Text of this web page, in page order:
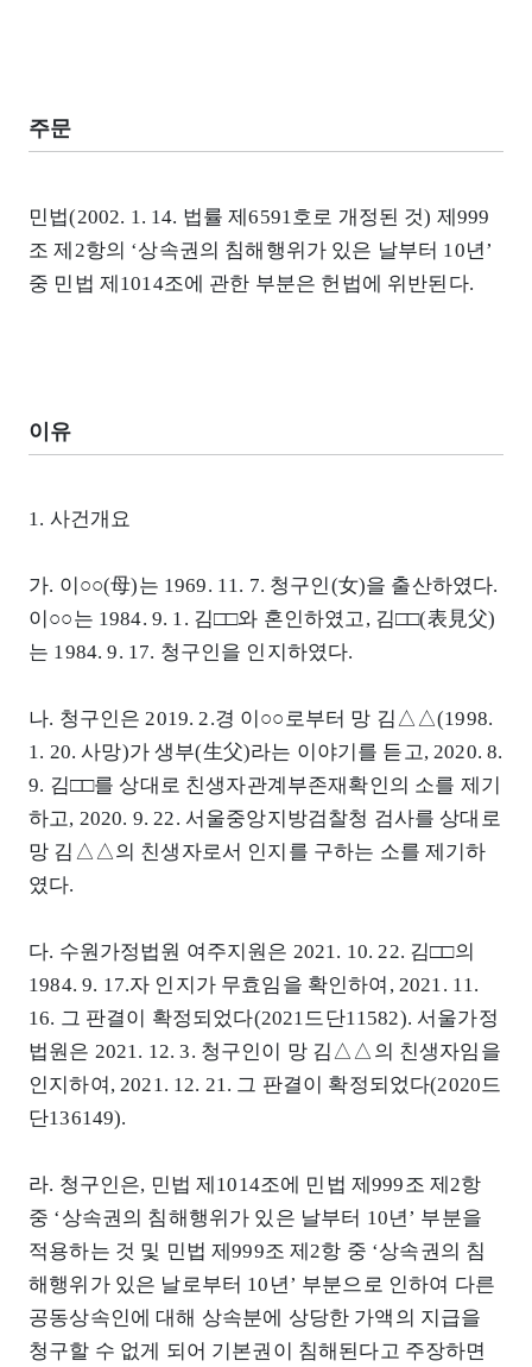
주문
민법(2002. 1. 14. 법률 제6591호로 개정된 것) 제999
조 제2항의 ‘상속권의 침해행위가 있은 날부터 10년’
중 민법 제1014조에 관한 부분은 헌법에 위반된다.
이유
1. 사건개요
가. 이○○(母)는 1969. 11. 7. 청구인(女)을 출산하였다.
이○○는 1984. 9. 1. 김□□와 혼인하였고, 김□□(表見父)
는 1984. 9. 17. 청구인을 인지하였다.
나. 청구인은 2019. 2.경 이○○로부터 망 김△△(1998.
1. 20. 사망)가 생부(生父)라는 이야기를 듣고, 2020. 8.
9. 김□□를 상대로 친생자관계부존재확인의 소를 제기
하고, 2020. 9. 22. 서울중앙지방검찰청 검사를 상대로
망 김△△의 친생자로서 인지를 구하는 소를 제기하
였다.
다. 수원가정법원 여주지원은 2021. 10. 22. 김□□의
1984. 9. 17.자 인지가 무효임을 확인하여, 2021. 11.
16. 그 판결이 확정되었다(2021드단11582). 서울가정
법원은 2021. 12. 3. 청구인이 망 김△△의 친생자임을
인지하여, 2021. 12. 21. 그 판결이 확정되었다(2020드
단136149).
라. 청구인은, 민법 제1014조에 민법 제999조 제2항
중 ‘상속권의 침해행위가 있은 날부터 10년’ 부분을
적용하는 것 및 민법 제999조 제2항 중 ‘상속권의 침
해행위가 있은 날로부터 10년’ 부분으로 인하여 다른
공동상속인에 대해 상속분에 상당한 가액의 지급을
청구할 수 없게 되어 기본권이 침해된다고 주장하면